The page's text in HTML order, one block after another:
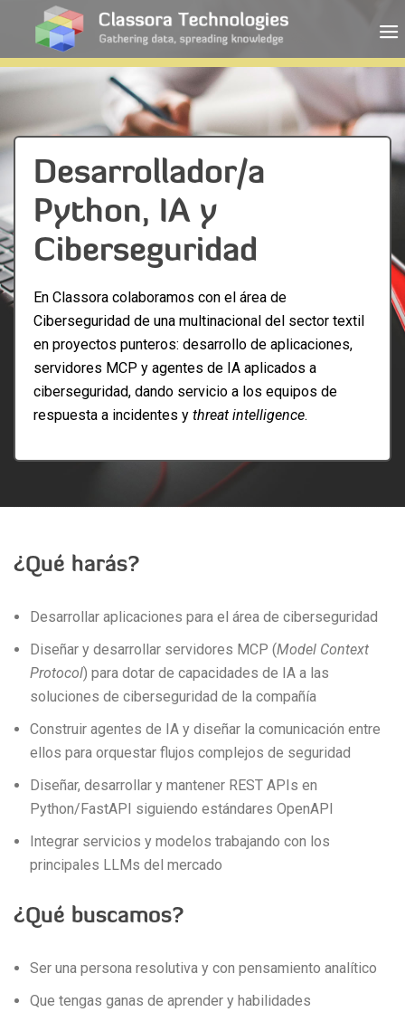
Desarrollador/a
Python, IA y
Ciberseguridad
En Classora colaboramos con el área de
Ciberseguridad de una multinacional del sector textil
en proyectos punteros: desarrollo de aplicaciones,
servidores MCP y agentes de IA aplicados a
ciberseguridad, dando servicio a los equipos de
respuesta a incidentes y threat intelligence.
¿Qué harás?
Desarrollar aplicaciones para el área de ciberseguridad
Diseñar y desarrollar servidores MCP (Model Context
Protocol) para dotar de capacidades de IA a las
soluciones de ciberseguridad de la compañía
Construir agentes de IA y diseñar la comunicación entre
ellos para orquestar flujos complejos de seguridad
Diseñar, desarrollar y mantener REST APIs en
Python/FastAPI siguiendo estándares OpenAPI
Integrar servicios y modelos trabajando con los
principales LLMs del mercado
¿Qué buscamos?
Ser una persona resolutiva y con pensamiento analítico
Que tengas ganas de aprender y habilidades